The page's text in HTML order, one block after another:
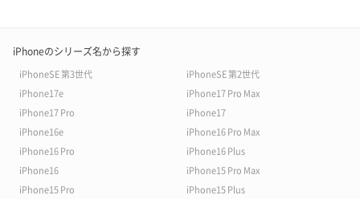
iPhoneのシリーズ名から探す
iPhoneSE 第3世代
iPhoneSE 第2世代
iPhone17e
iPhone17 Pro Max
iPhone17 Pro
iPhone17
iPhone16e
iPhone16 Pro Max
iPhone16 Pro
iPhone16 Plus
iPhone16
iPhone15 Pro Max
iPhone15 Pro
iPhone15 Plus